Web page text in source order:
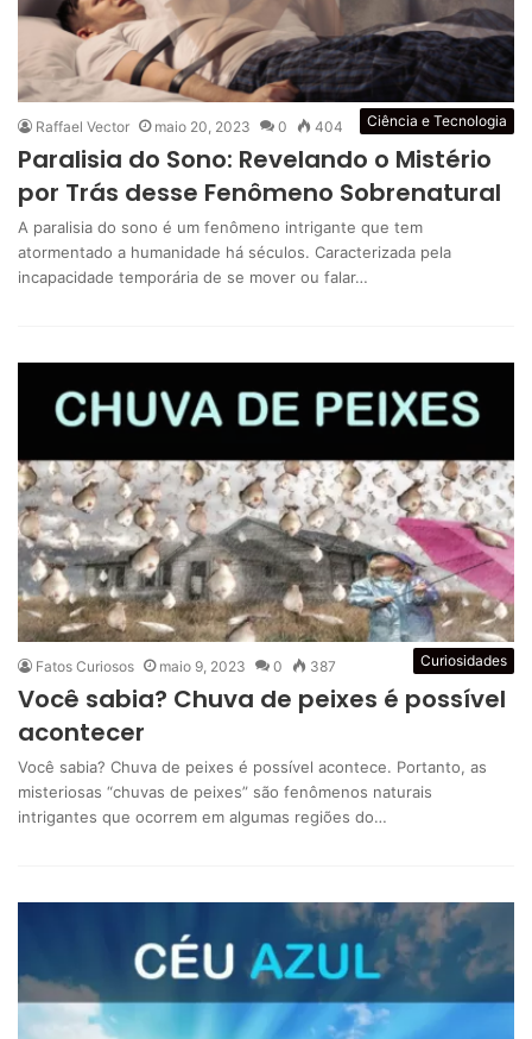
Ciência e Tecnologia
Raffael Vector maio 20, 2023 0 404
Paralisia do Sono: Revelando o Mistério
por Trás desse Fenômeno Sobrenatural
A paralisia do sono é um fenômeno intrigante que tem
atormentado a humanidade há séculos. Caracterizada pela
incapacidade temporária de se mover ou falar…
Curiosidades
Fatos Curiosos maio 9, 2023 0 387
Você sabia? Chuva de peixes é possível
acontecer
Você sabia? Chuva de peixes é possível acontece. Portanto, as
misteriosas “chuvas de peixes” são fenômenos naturais
intrigantes que ocorrem em algumas regiões do…